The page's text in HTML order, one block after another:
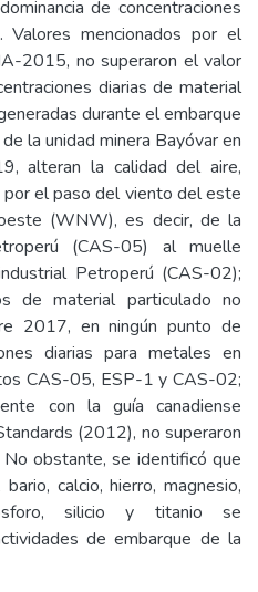
de concentraciones
mencionados por el
2015, no superaron el valor
diarias de material
durante el embarque
la unidad minera Bayóvar en
alteran la calidad del aire,
el paso del viento del este
(WNW), es decir, de la
(CAS-05) al muelle
Petroperú (CAS-02);
de material particulado no
2017, en ningún punto de
diarias para metales en
CAS-05, ESP-1 y CAS-02;
con la guía canadiense
(2012), no superaron
obstante, se identificó que
calcio, hierro, magnesio,
silicio y titanio se
de embarque de la